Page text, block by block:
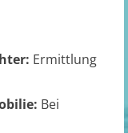
Ermittlung
Bei